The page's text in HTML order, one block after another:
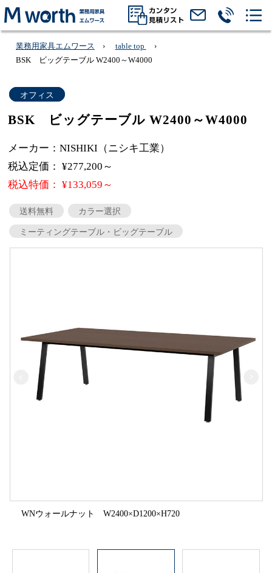
業務用家具エムワース
table top
BSK ビッグテーブル W2400～W4000
オフィス
BSK ビッグテーブル W2400～W4000
メーカー：NISHIKI（ニシキ工業）
税込定価： ¥277,200～
税込特価： ¥133,059～
送料無料
カラー選択
ミーティングテーブル・ビッグテーブル
WNウォールナット W2400×D1200×H720